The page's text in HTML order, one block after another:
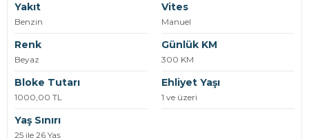
Yakıt
Benzin
Vites
Manuel
Renk
Beyaz
Günlük KM
300 KM
Bloke Tutarı
1000,00 TL
Ehliyet Yaşı
1 ve üzeri
Yaş Sınırı
25 ile 26 Yaş